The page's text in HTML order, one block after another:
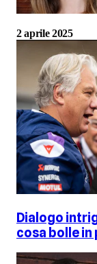
2 aprile 2025
Dialogo
cosa bolle in